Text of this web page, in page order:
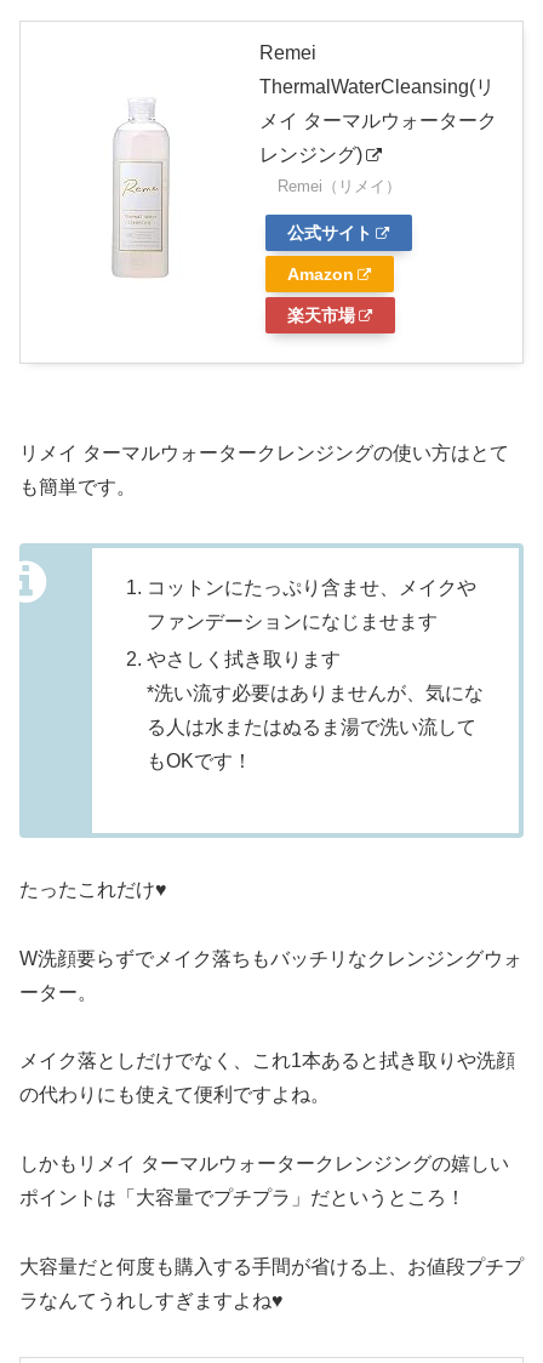
Remei
ThermalWaterCleansing(リ
メイ ターマルウォーターク
レンジング)
Remei（リメイ）
公式サイト
Amazon
楽天市場
リメイ ターマルウォータークレンジングの使い方はとて
も簡単です。
コットンにたっぷり含ませ、メイクや
ファンデーションになじませます
やさしく拭き取ります
*洗い流す必要はありませんが、気にな
る人は水またはぬるま湯で洗い流して
もOKです！
たったこれだけ♥
W洗顔要らずでメイク落ちもバッチリなクレンジングウォ
ーター。
メイク落としだけでなく、これ1本あると拭き取りや洗顔
の代わりにも使えて便利ですよね。
しかもリメイ ターマルウォータークレンジングの嬉しい
ポイントは「大容量でプチプラ」だというところ！
大容量だと何度も購入する手間が省ける上、お値段プチプ
ラなんてうれしすぎますよね♥